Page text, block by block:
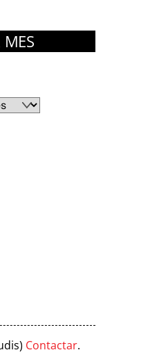
MES
Contactar.